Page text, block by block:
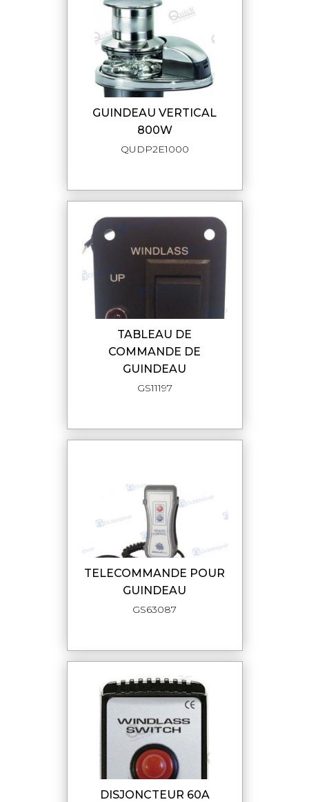
GUINDEAU VERTICAL
800W
QUDP2E1000
TABLEAU DE
COMMANDE DE
GUINDEAU
GS11197
TELECOMMANDE POUR
GUINDEAU
GS63087
DISJONCTEUR 60A